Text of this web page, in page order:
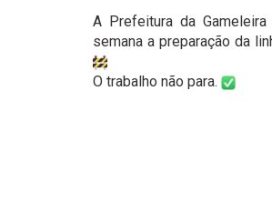
A Prefeitura da
semana a preparação da
O trabalho não para.